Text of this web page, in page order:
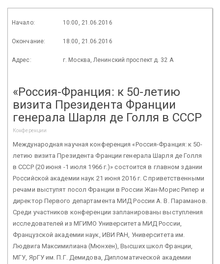
Начало: 10:00, 21.06.2016
Окончание: 18:00, 21.06.2016
Адрес: г. Москва, Ленинский проспект д. 32 А
«Россия-Франция: к 50-летию
визита Президента Франции
генерала Шарля де Голля в СССР
Конференции
Международная научная конференция «Россия-Франция: к 50-
летию визита Президента Франции генерала Шарля де Голля
в СССР (20 июня -1 июля 1966 г.)» состоится в главном здании
Российской академии наук 21 июня 2016 г. С приветственными
речами выступят посол Франции в России Жан-Морис Рипер и
директор Первого департамента МИД России А. В. Параманов.
Среди участников конференции запланированы выступления
исследователей из МГИМО Университета МИД России,
Французской академии наук, ИВИ РАН, Университета им.
Людвига Максимилиана (Мюнхен), Высших школ Франции,
МГУ, ЯрГУ им. П.Г. Демидова, Дипломатической академии